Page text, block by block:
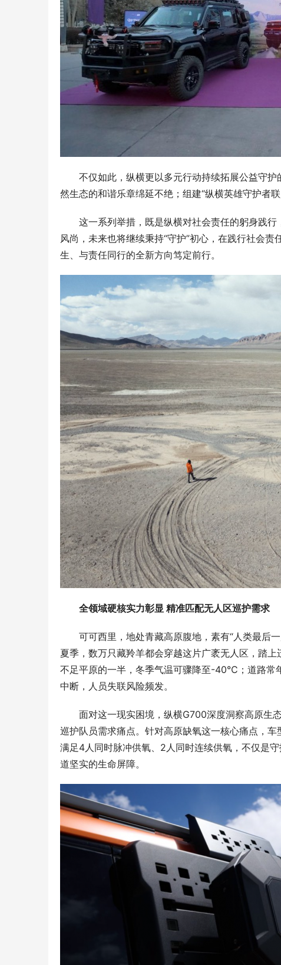
不仅如此，纵横更以多元行动持续拓展公益守
然生态的和谐乐章绵延不绝；组建“纵横英雄守护者
这一系列举措，既是纵横对社会责任的躬身践
风尚，未来也将继续秉持“守护”初心，在践行社会
生、与责任同行的全新方向笃定前行。
全领域硬核实力彰显 精准匹配无人区巡护需求
可可西里，地处青藏高原腹地，素有“人类最后
夏季，数万只藏羚羊都会穿越这片广袤无人区，踏
不足平原的一半，冬季气温可骤降至-40℃；道路常
中断，人员失联风险频发。
面对这一现实困境，纵横G700深度洞察高原生
巡护队员需求痛点。针对高原缺氧这一核心痛点，
满足4人同时脉冲供氧、2人同时连续供氧，不仅是
道坚实的生命屏障。